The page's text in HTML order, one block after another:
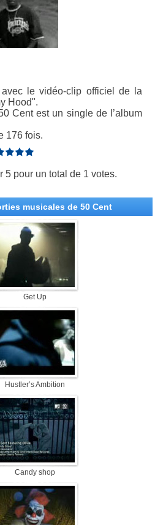
le vidéo-clip officiel de la
Hood".
Cent est un single de l’album
176 fois.
5 pour un total de 1 votes.
musicales de 50 Cent
Get Up
Hustler’s Ambition
Candy shop